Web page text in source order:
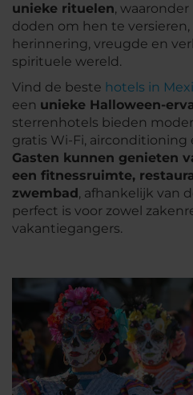
unieke rituelen,
doden om hen te
herinnering, vreugde en
spirituele wereld.
Vind de beste hotels in
een unieke Halloween-
sterrenhotels bieden
gratis Wi-Fi,
Gasten kunnen genieten
een fitnessruimte,
zwembad, afhankelijk van
perfect is voor zowel
vakantiegangers.